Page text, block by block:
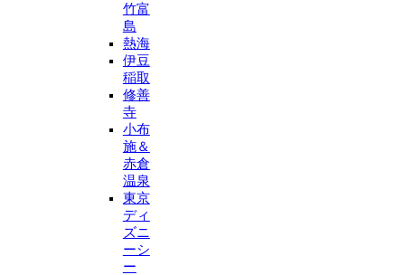
竹富
島
熱海
伊豆
稲取
修善
寺
小布
施＆
赤倉
温泉
東京
ディ
ズニ
ーシ
ー